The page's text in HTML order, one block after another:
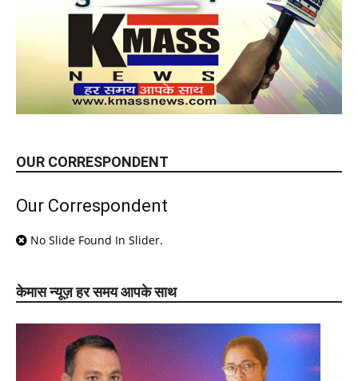
OUR CORRESPONDENT
Our Correspondent
No Slide Found In Slider.
केमास न्यूज़ हर समय आपके साथ